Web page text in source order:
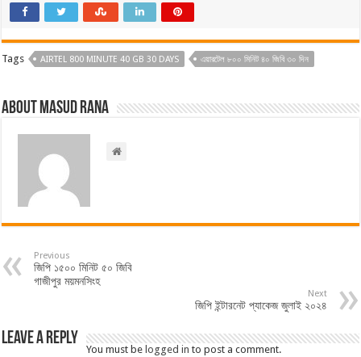
Tags AIRTEL 800 MINUTE 40 GB 30 DAYS এয়ারটেল ৮০০ মিনিট ৪০ জিবি ৩০ দিন
About Masud Rana
Previous
জিপি ১৫০০ মিনিট ৫০ জিবি
গাজীপুর ময়মনসিংহ
Next
জিপি ইন্টারনেট প্যাকেজ জুলাই ২০২৪
Leave a Reply
You must be logged in to post a comment.